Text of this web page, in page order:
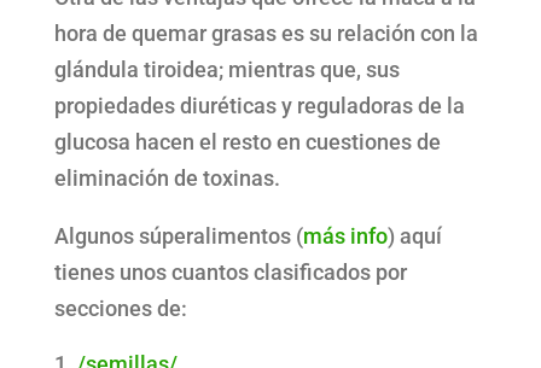
hora de quemar grasas es su relación con la
glándula tiroidea; mientras que, sus
propiedades diuréticas y reguladoras de la
glucosa hacen el resto en cuestiones de
eliminación de toxinas.
Algunos súperalimentos (más info) aquí
tienes unos cuantos clasificados por
secciones de: